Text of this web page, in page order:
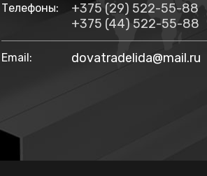
Телефоны:
+375 (29) 522-55-88
+375 (44) 522-55-88
Email: dovatradelida@mail.ru